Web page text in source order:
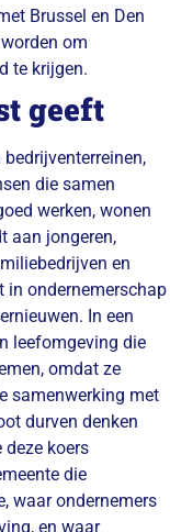
Brussel en Den
om
te krijgen.
geeft
die samen
werken, wonen
aan jongeren,
en
in ondernemerschap
In een
leefomgeving die
omdat ze
samenwerking met
durven denken
deze koers
die
waar ondernemers
en waar